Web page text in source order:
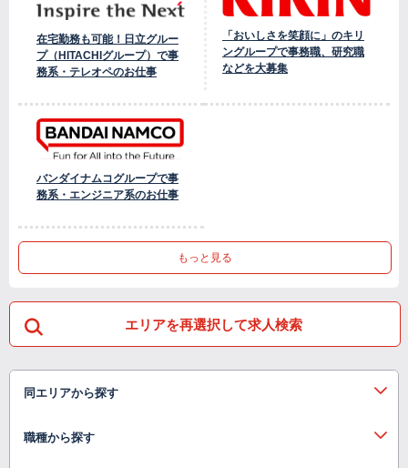
在宅勤務も可能！日立グルー
プ（HITACHIグループ）で事
務系・テレオペのお仕事
「おいしさを笑顔に」のキリ
ングループで事務職、研究職
などを大募集
バンダイナムコグループで事
務系・エンジニア系のお仕事
もっと見る
エリアを再選択して求人検索
同エリアから探す
職種から探す